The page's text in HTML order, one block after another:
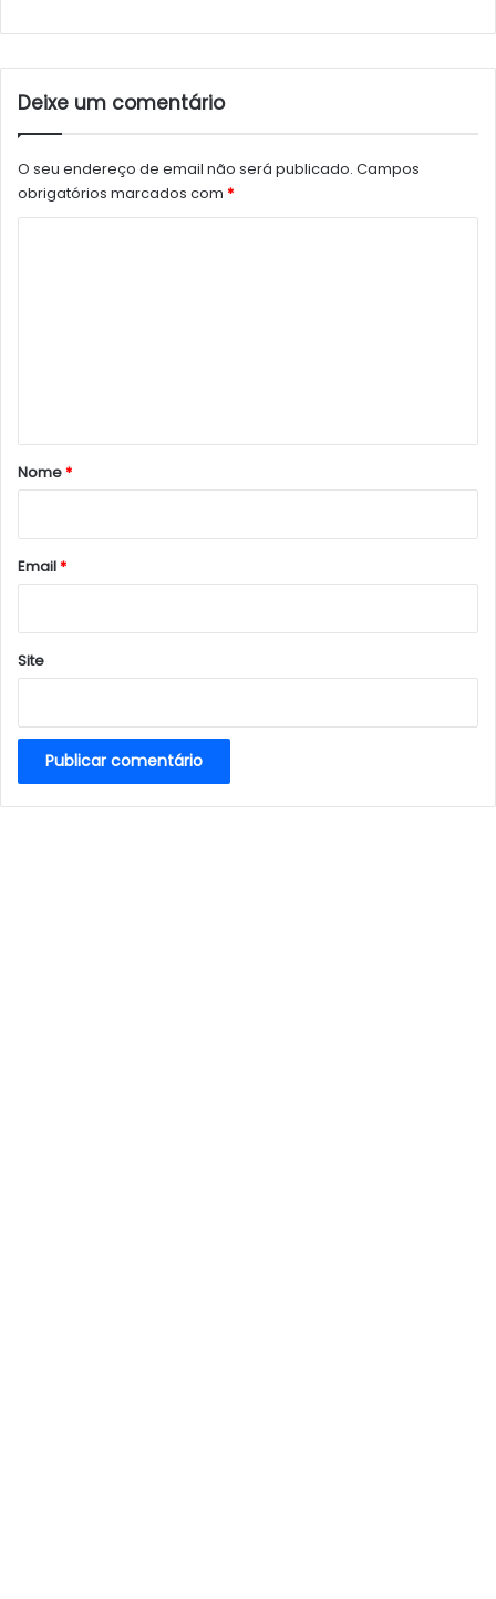
Deixe um comentário
O seu endereço de email não será publicado. Campos
obrigatórios marcados com *
r
*
Nome*
Email*
Site